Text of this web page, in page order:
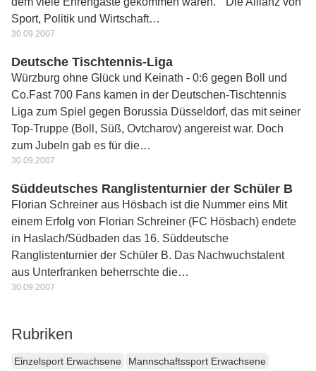
Sport, Politik und Wirtschaft…
30.09.2007
Deutsche Tischtennis-Liga
Würzburg ohne Glück und Keinath - 0:6 gegen Boll und
Co.Fast 700 Fans kamen in der Deutschen-Tischtennis
Liga zum Spiel gegen Borussia Düsseldorf, das mit seiner
Top-Truppe (Boll, Süß, Ovtcharov) angereist war. Doch
zum Jubeln gab es für die…
30.09.2007
Süddeutsches Ranglistenturnier der Schüler B
Florian Schreiner aus Hösbach ist die Nummer eins Mit
einem Erfolg von Florian Schreiner (FC Hösbach) endete
in Haslach/Südbaden das 16. Süddeutsche
Ranglistenturnier der Schüler B. Das Nachwuchstalent
aus Unterfranken beherrschte die…
30.09.2007
Rubriken
Einzelsport Erwachsene
Mannschaftssport Erwachsene